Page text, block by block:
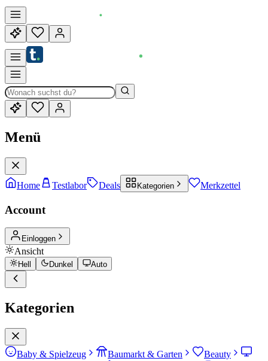
Menü
Home Testlabor Deals Kategorien Merkzettel
Account
Einloggen
Ansicht
Hell Dunkel Auto
Kategorien
Baby & Spielzeug Baumarkt & Garten
Beauty